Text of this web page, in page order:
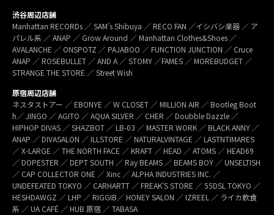
渋谷周辺店舗
Manhattan RECORDs ／ SAM’s Shibuya ／ RECO FAN ／イシバシ楽器 ／ ア
パレル系 ／ ANAP ／ Grow Around ／ Manhattan Clothes&Shoes ／
AVALANCHE ／ ONSPOTZ ／ PAJABOO ／ FUNCTION JUNCTION ／ Cruce
ANAP ／ ROSEBULLET ／ AND A ／ STOMY ／FAMES ／ MOREBUDGET ／
STRANGE THE STORE ／ Street Wish
原宿周辺店舗
ネスタストアー ／ EBONYE ／ W CLOSET ／ MILLION AIR ／ Bootleg Boot
h／ JINGO ／ AGITO ／ AQUA SILVER ／ CHER ／ Doubble Dazzle ／
HIPHOP DIVAS ／ SHAZBOT ／ LB-03 ／ MASTER WORK ／ BLACK ANNY ／
ANAP ／ DIVASALON ／ ILLSTORE ／ NATURALVINTAGE ／ LASTNTIMARES
／ X-LARGE ／ THE NORTH FACE ／ KRAFT ／ HEAD ／ ATOMS ／ HEAD69
／ DOPESTER ／ DEPT SOUTH ／ Ray BEAMS ／ BEAMS BOY ／ UNSELTISH
／ CAP COLLECTOR ONE ／ Xinc ／ ALPHA INDUSTRIES INC. ／
UNDEFEATED TOKYO ／ CARHARTT ／ FREAK’S STORE ／ 55DSL TOKYO ／
HESHDAWGZ ／ LHP ／ RIGGIB／ HONEY SALON ／ IZREEL ／ ライカ飲食
系 ／ UA CAFÉ ／ HUB 原宿 ／ TABASA